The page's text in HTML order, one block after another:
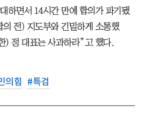
하면서 14시간 만에 합의가 파기됐
전) 지도부와 긴밀하게 소통했
) 정 대표는 사과하라”고 했다.
의힘 #특검